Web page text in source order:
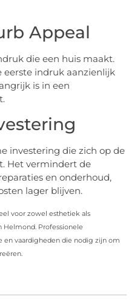
Appeal
die een huis maakt.
eerste indruk aanzienlijk
is in een
investering die zich op de
Het vermindert de
en onderhoud,
lager blijven.
voor zowel esthetiek als
Professionele
en vaardigheden die nodig zijn om